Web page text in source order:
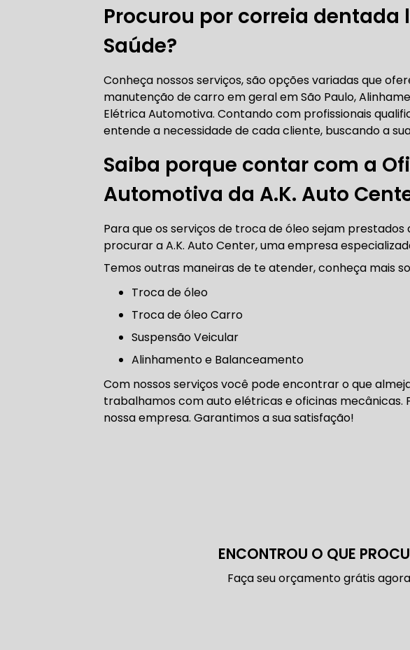
CORREIA DENTADA CARRO
MANUTENÇÃO DIREÇÃO
Procurou por correia dentada
Saúde?
Conheça nossos serviços, são opções variadas que
manutenção de carro em geral em São Paulo,
Elétrica Automotiva. Contando com profissionais
entende a necessidade de cada cliente, buscando a
Saiba porque contar com a
Automotiva da A.K. Auto
Para que os serviços de troca de óleo sejam
procurar a A.K. Auto Center, uma empresa
Temos outras maneiras de te atender, conheça mais
troca de óleo
Troca de óleo Carro
Suspensão Veicular
Alinhamento e Balanceamento
Com nossos serviços você pode encontrar o que
trabalhamos com auto elétricas e oficinas mecânicas.
nossa empresa. Garantimos a sua satisfação!
ENCONTROU O QUE
Faça seu orçamento grátis